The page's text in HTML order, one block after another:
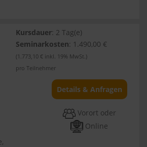
Kursdauer: 2 Tag(e)
Seminarkosten: 1.490,00 €
(1.773,10 € inkl. 19% MwSt.)
pro Teilnehmer
Details & Anfragen
Vorort oder
Online